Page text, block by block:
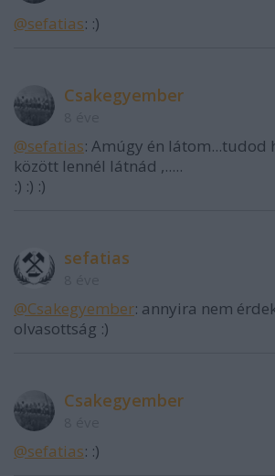
@sefatias: :)
Csakegyember
@sefatias: Amúgy én látom...tudod
között lennél látnád ,.....
:) :) :)
sefatias
@Csakegyember: annyira nem
olvasottság :)
Csakegyember
@sefatias: :)